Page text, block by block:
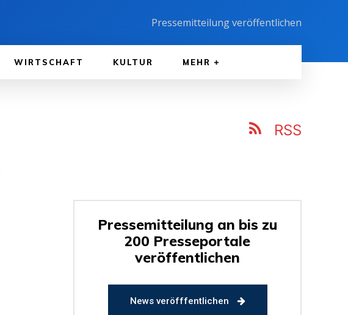
Pressemitteilung veröffentlichen
WIRTSCHAFT KULTUR MEHR
RSS
Pressemitteilung an bis zu
200 Presseportale
veröffentlichen
News veröfffentlichen